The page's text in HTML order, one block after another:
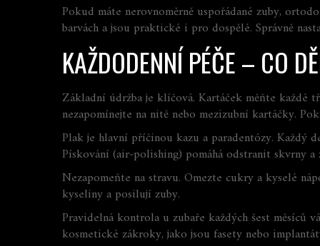
Pokud máte nerovnoměrně uspořádané zuby,
barvách a jsou praktické i pro dospělé. Správně
KAŽDODENNÍ PÉČE – CO
Základní údržba je klíčová. Kartáček měňte
nezapomínejte na nitě nebo mezizubní kartáčky.
Plak je hlavní příčinou kazu a paradentózy. Každý
Pískování (air‑polishing) pomáhá odstranit skvrny
Nezapomeňte na stravu. Omezte cukry a kyselé
kyseliny a posilují zuby.
Pravidelná kontrola u zubaře každých šest měsíců
kosmetické zákroky, jako jsou fasety nebo